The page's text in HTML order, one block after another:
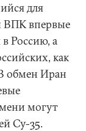
для
ВПК впервые
Россию, а
как
обмен Иран
могут
Су-35.